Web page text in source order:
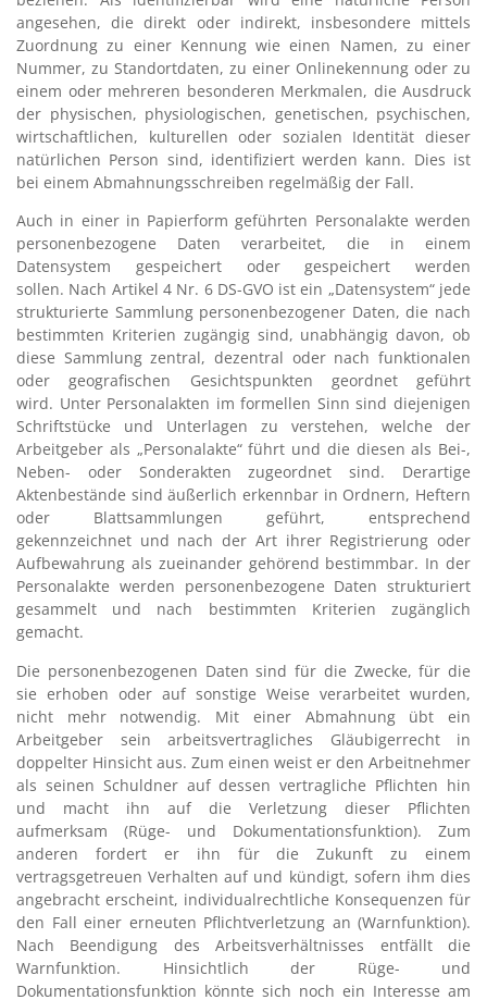
angesehen, die direkt oder indirekt, insbesondere mittels
Zuordnung zu einer Kennung wie einen Namen, zu einer
Nummer, zu Standortdaten, zu einer Onlinekennung oder zu
einem oder mehreren besonderen Merkmalen, die Ausdruck
der physischen, physiologischen, genetischen, psychischen,
wirtschaftlichen, kulturellen oder sozialen Identität dieser
natürlichen Person sind, identifiziert werden kann. Dies ist
bei einem Abmahnungsschreiben regelmäßig der Fall.
Auch in einer in Papierform geführten Personalakte werden
personenbezogene Daten verarbeitet, die in einem
Datensystem gespeichert oder gespeichert werden
sollen. Nach Artikel 4 Nr. 6 DS-GVO ist ein „Datensystem“ jede
strukturierte Sammlung personenbezogener Daten, die nach
bestimmten Kriterien zugängig sind, unabhängig davon, ob
diese Sammlung zentral, dezentral oder nach funktionalen
oder geografischen Gesichtspunkten geordnet geführt
wird. Unter Personalakten im formellen Sinn sind diejenigen
Schriftstücke und Unterlagen zu verstehen, welche der
Arbeitgeber als „Personalakte“ führt und die diesen als Bei-,
Neben- oder Sonderakten zugeordnet sind. Derartige
Aktenbestände sind äußerlich erkennbar in Ordnern, Heftern
oder Blattsammlungen geführt, entsprechend
gekennzeichnet und nach der Art ihrer Registrierung oder
Aufbewahrung als zueinander gehörend bestimmbar. In der
Personalakte werden personenbezogene Daten strukturiert
gesammelt und nach bestimmten Kriterien zugänglich
gemacht.
Die personenbezogenen Daten sind für die Zwecke, für die
sie erhoben oder auf sonstige Weise verarbeitet wurden,
nicht mehr notwendig. Mit einer Abmahnung übt ein
Arbeitgeber sein arbeitsvertragliches Gläubigerrecht in
doppelter Hinsicht aus. Zum einen weist er den Arbeitnehmer
als seinen Schuldner auf dessen vertragliche Pflichten hin
und macht ihn auf die Verletzung dieser Pflichten
aufmerksam (Rüge- und Dokumentationsfunktion). Zum
anderen fordert er ihn für die Zukunft zu einem
vertragsgetreuen Verhalten auf und kündigt, sofern ihm dies
angebracht erscheint, individualrechtliche Konsequenzen für
den Fall einer erneuten Pflichtverletzung an (Warnfunktion).
Nach Beendigung des Arbeitsverhältnisses entfällt die
Warnfunktion. Hinsichtlich der Rüge- und
Dokumentationsfunktion könnte sich noch ein Interesse am